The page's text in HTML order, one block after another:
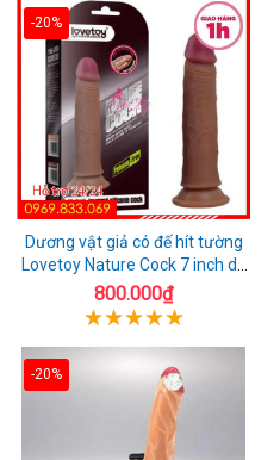
-20%
Dương vật giả có đế hít tường
Lovetoy Nature Cock 7 inch da
đen
800.000₫
-20%